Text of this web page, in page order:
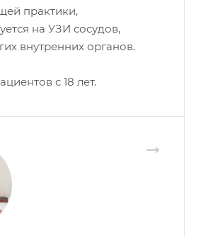
практики,
на УЗИ сосудов,
внутренних органов.
с 18 лет.